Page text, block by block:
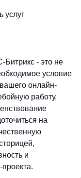
услуг
Битрикс - это не
условие
онлайн-
работу,
на
и